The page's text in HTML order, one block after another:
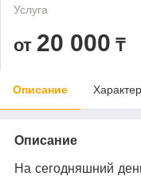
Услуга
от 20 000 ₸
Описание
Описание
На сегодняшний